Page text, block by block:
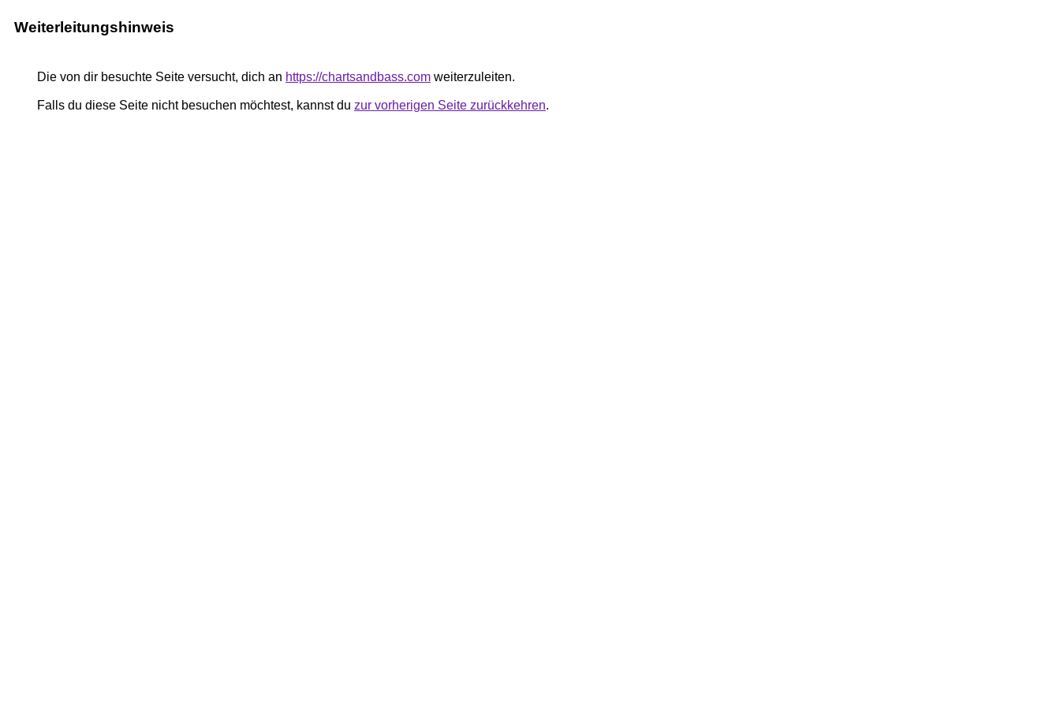
Weiterleitungshinweis
Die von dir besuchte Seite versucht, dich an https://chartsandbass.com weiterzuleiten.
Falls du diese Seite nicht besuchen möchtest, kannst du zur vorherigen Seite zurückkehren.